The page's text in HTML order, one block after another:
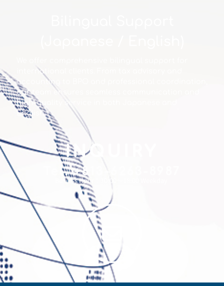
international clients. From tax advisory and
accounting to BPO and professional coordination,
our team ensures seamless communication and
high-quality service in both Japanese and
English.
INQUIRY
Tel. +813-6263-8987
Busiess Hour：10:00～18:00 Weekday